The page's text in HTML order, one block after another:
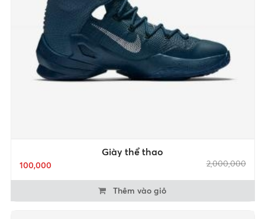
Giày thể thao
100,000 2,000,000
Thêm vào giỏ